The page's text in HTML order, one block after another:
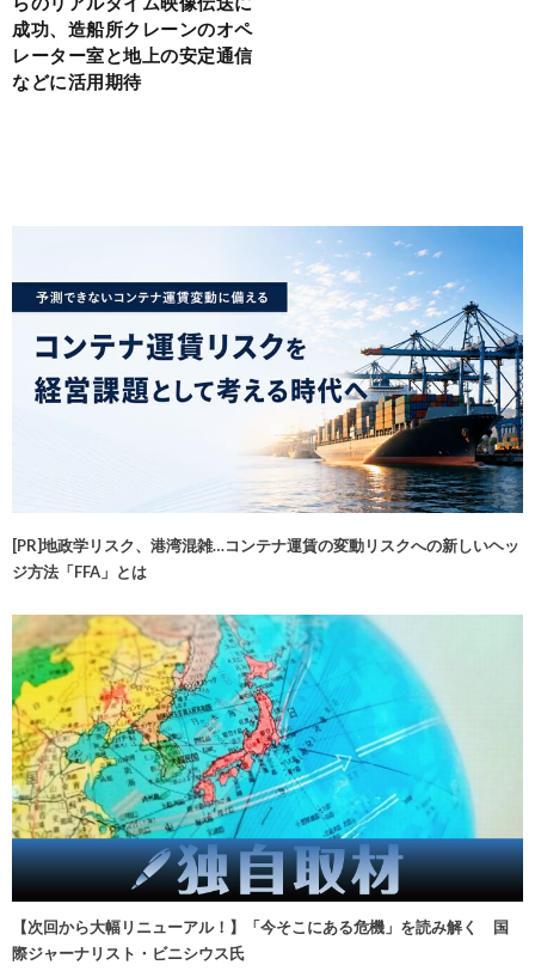
成功、造船所クレーンのオペ
レーター室と地上の安定通信
などに活用期待
[PR]地政学リスク、港湾混雑…コンテナ運賃の変動リスクへの新しいヘッ
ジ方法「FFA」とは
【次回から大幅リニューアル！】「今そこにある危機」を読み解く 国
際ジャーナリスト・ビニシウス氏